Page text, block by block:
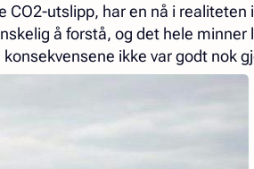
utslipp, har en nå i realiteten
å forstå, og det hele minner
ikke var godt nok